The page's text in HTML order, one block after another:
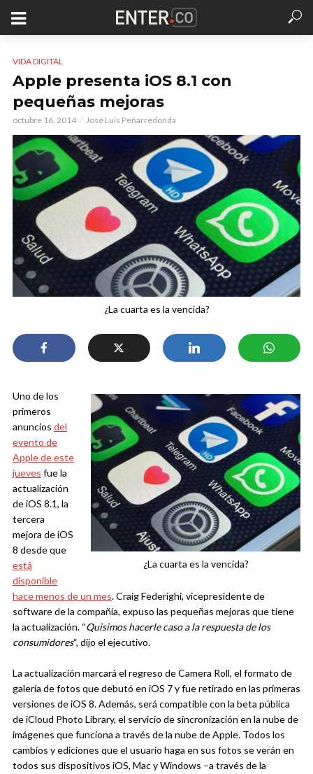
VIDA DIGITAL
Apple presenta iOS 8.1 con
pequeñas mejoras
octubre 16, 2014 José Luis Peñarredonda
¿La cuarta es la vencida?
¿La cuarta es la vencida?
Uno de los
primeros
anuncios del
evento de
Apple de este
jueves fue la
actualización
de iOS 8.1, la
tercera
mejora de iOS
8 desde que
está
disponible
hace menos de un mes. Craig Federighi, vicepresidente de
software de la compañía, expuso las pequeñas mejoras que tiene
la actualización. “Quisimos hacerle caso a la respuesta de los
consumidores“, dijo el ejecutivo.
La actualización marcará el regreso de Camera Roll, el formato de
galería de fotos que debutó en iOS 7 y fue retirado en las primeras
versiones de iOS 8. Además, será compatible con la beta pública
de iCloud Photo Library, el servicio de sincronización en la nube de
imágenes que funciona a través de la nube de Apple. Todos los
cambios y ediciones que el usuario haga en sus fotos se verán en
todos sus dispositivos iOS, Mac y Windows –a través de la